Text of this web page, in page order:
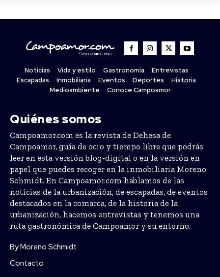
Noticias Vida y estilo Gastronomía
Entrevistas
Escapadas
Inmobiliaria Eventos Deportes
Historia
Medioambiente
Conoce Campoamor
Quiénes somos
Campoamor.com es la revista de Dehesa de
Campoamor, guía de ocio y tiempo libre que podrás
leer en esta versión blog-digital o en la versión en
papel que puedes recoger en la inmobiliaria Moreno
Schmidt. En Campoamor.com hablamos de las
noticias de la urbanización, de escapadas, de eventos
destacados en la comarca, de la historia de la
urbanización, hacemos entrevistas y tenemos una
ruta gastronómica de Campoamor y su entorno.
By Moreno Schmidt
Contacto